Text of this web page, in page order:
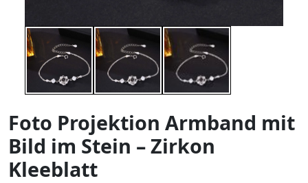
Foto Projektion Armband mit
Bild im Stein – Zirkon
Kleeblatt